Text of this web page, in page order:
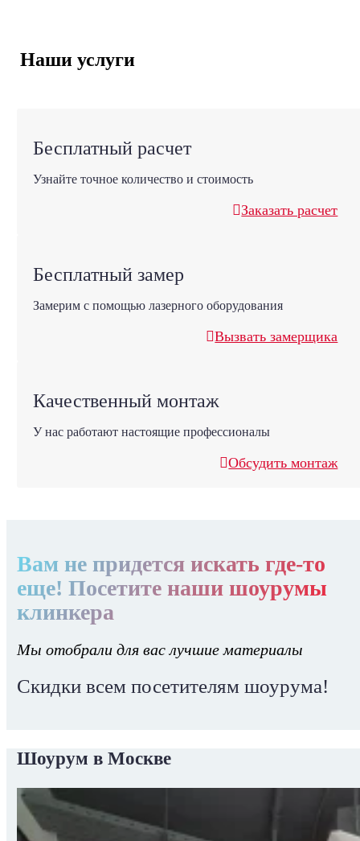
Наши услуги
Бесплатный расчет
Узнайте точное количество и стоимость
Заказать расчет
Бесплатный замер
Замерим с помощью лазерного оборудования
Вызвать замерщика
Качественный монтаж
У нас работают настоящие профессионалы
Обсудить монтаж
Вам не придется искать где-то
еще! Посетите наши шоурумы
клинкера
Мы отобрали для вас лучшие материалы
Скидки всем посетителям шоурума!
Шоурум в Москве